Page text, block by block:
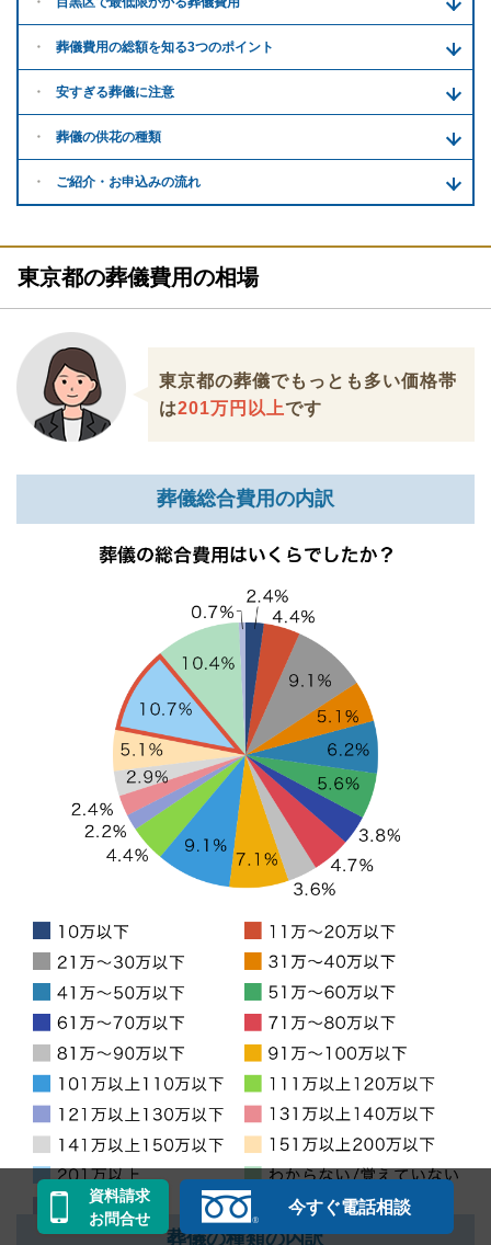
葬儀費用の総額を知る3つのポイント
安すぎる葬儀に注意
葬儀の供花の種類
ご紹介・ お申込みの流れ
東京都の葬儀費用の相場
東京都の葬儀でもっとも多い価格帯
は201万円以上です
葬儀総合費用の内訳
葬儀の種類の内訳
資料請求
お問合せ
今すぐ電話相談